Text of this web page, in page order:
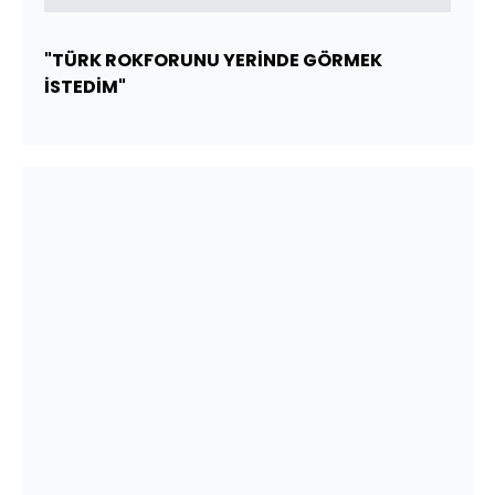
"TÜRK ROKFORUNU YERİNDE GÖRMEK
İSTEDİM"